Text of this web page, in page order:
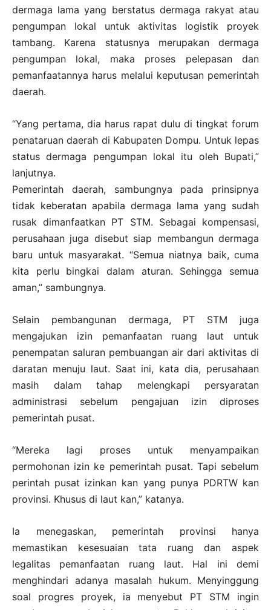
dermaga lama yang berstatus dermaga rakyat atau
pengumpan lokal untuk aktivitas logistik proyek
tambang. Karena statusnya merupakan dermaga
pengumpan lokal, maka proses pelepasan dan
pemanfaatannya harus melalui keputusan pemerintah
daerah.
“Yang pertama, dia harus rapat dulu di tingkat forum
penataruan daerah di Kabupaten Dompu. Untuk lepas
status dermaga pengumpan lokal itu oleh Bupati,”
lanjutnya.
Pemerintah daerah, sambungnya pada prinsipnya
tidak keberatan apabila dermaga lama yang sudah
rusak dimanfaatkan PT STM. Sebagai kompensasi,
perusahaan juga disebut siap membangun dermaga
baru untuk masyarakat. “Semua niatnya baik, cuma
kita perlu bingkai dalam aturan. Sehingga semua
aman,” sambungnya.
Selain pembangunan dermaga, PT STM juga
mengajukan izin pemanfaatan ruang laut untuk
penempatan saluran pembuangan air dari aktivitas di
daratan menuju laut. Saat ini, kata dia, perusahaan
masih dalam tahap melengkapi persyaratan
administrasi sebelum pengajuan izin diproses
pemerintah pusat.
“Mereka lagi proses untuk menyampaikan
permohonan izin ke pemerintah pusat. Tapi sebelum
perintah pusat izinkan kan yang punya PDRTW kan
provinsi. Khusus di laut kan,” katanya.
Ia menegaskan, pemerintah provinsi hanya
memastikan kesesuaian tata ruang dan aspek
legalitas pemanfaatan ruang laut. Hal ini demi
menghindari adanya masalah hukum. Menyinggung
soal progres proyek, ia menyebut PT STM ingin